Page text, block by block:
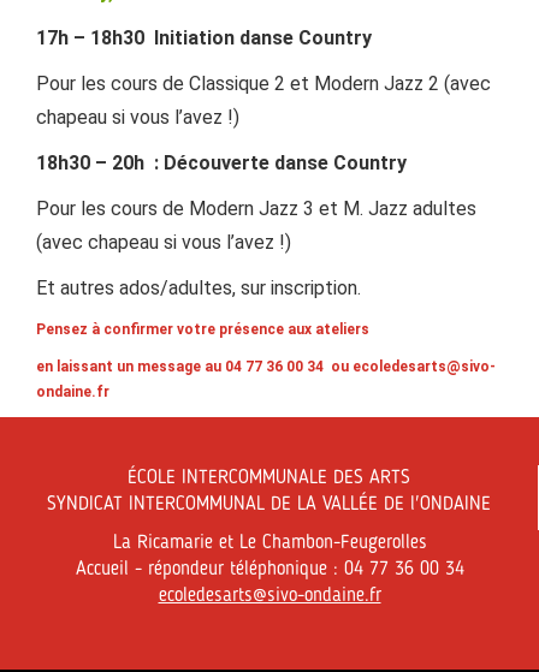
17h – 18h30 Initiation danse Country
Pour les cours de Classique 2 et Modern Jazz 2 (avec
chapeau si vous l’avez !)
18h30 – 20h : Découverte danse Country
Pour les cours de Modern Jazz 3 et M. Jazz adultes
(avec chapeau si vous l’avez !)
Et autres ados/adultes, sur inscription.
Pensez à confirmer votre présence aux ateliers
en laissant un message au 04 77 36 00 34 ou ecoledesarts@sivo-
ondaine.fr
ÉCOLE INTERCOMMUNALE DES ARTS
SYNDICAT INTERCOMMUNAL DE LA VALLÉE DE l'ONDAINE
La Ricamarie et Le Chambon-Feugerolles
Accueil - répondeur téléphonique : 04 77 36 00 34
ecoledesarts@sivo-ondaine.fr